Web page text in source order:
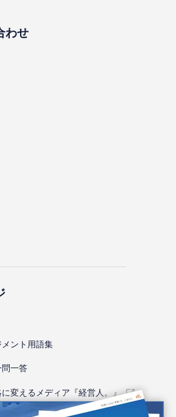
わせ
ント⽤語集
問⼀答
に変えるメディア『経営人。』